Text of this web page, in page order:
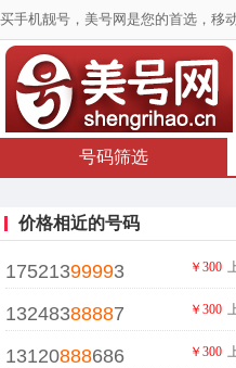
买手机靓号，美号网是您的首选，移
号码筛选
价格相近的号码
17521399993 ￥300
13248388887 ￥300
13120888686 ￥300